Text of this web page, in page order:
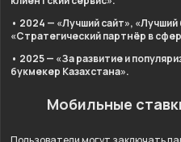
• 2024 — «Лучший сайт»,
«Стратегический партнёр в
• 2025 — «За развитие и
букмекер Казахстана».
Мобильные